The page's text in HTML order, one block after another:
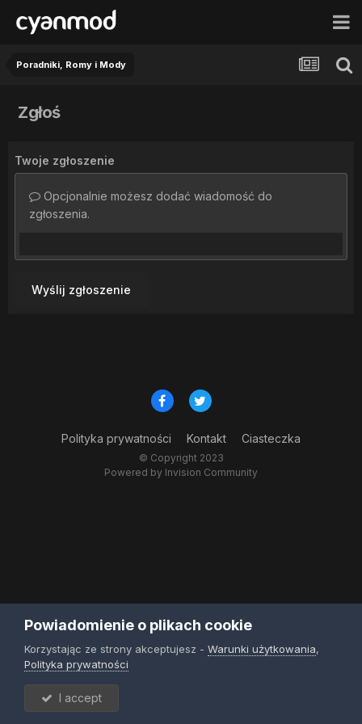
Poradniki, Romy i Mody
Zgłoś
Twoje zgłoszenie
Opcjonalnie możesz dodać wiadomość do
zgłoszenia.
Wyślij zgłoszenie
Polityka prywatności Kontakt Ciasteczka
© Copyright 2023
Powered by Invision Community
Powiadomienie o plikach cookie
Korzystając ze strony akceptujesz - Warunki użytkowania,
Polityka prywatności
I accept